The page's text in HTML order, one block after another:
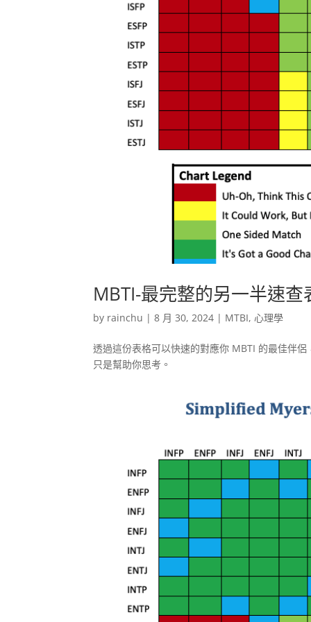
MBTI-最完整的另一半速查
by rainchu |8 月 30, 2024 | MTBI,心理學
透過這份表格可以快速的對應你 MBTI 的最佳伴
只是幫助你思考。